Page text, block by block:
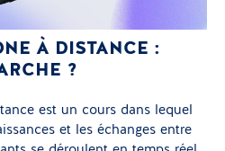
À DISTANCE :
?
est un cours dans lequel
et les échanges entre